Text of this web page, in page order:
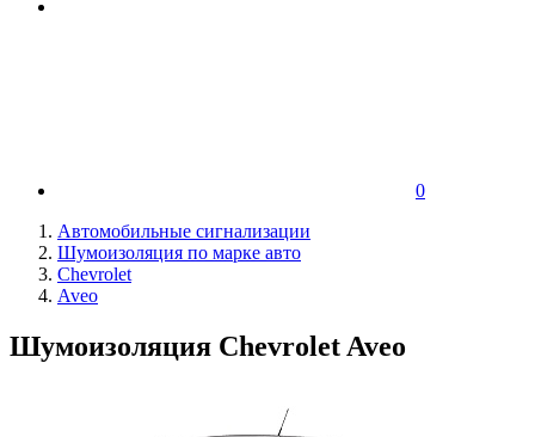
0
Автомобильные сигнализации
Шумоизоляция по марке авто
Chevrolet
Aveo
Шумоизоляция Chevrolet Aveo